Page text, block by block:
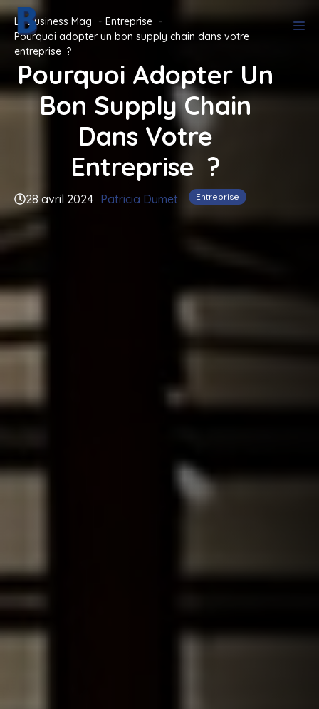
Aller
au
contenu
Le Business Mag
Entreprise
Pourquoi adopter un bon supply chain dans votre
entreprise ?
Pourquoi Adopter Un
Bon Supply Chain
Dans Votre
Entreprise ?
28 avril 2024 Patricia Dumet Entreprise